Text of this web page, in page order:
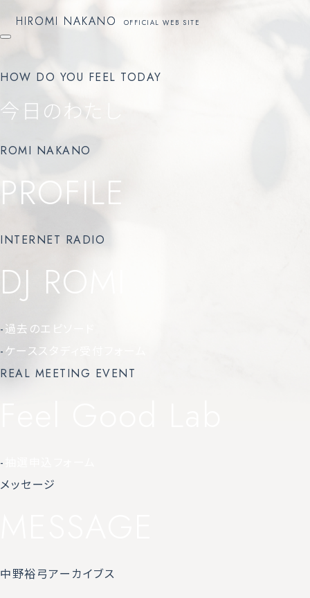
HIROMI NAKANO OFFICIAL WEB SITE
HIROMI NAKANO OFFICIAL WEB SITE
HOW DO YOU FEEL TODAY
今日のわたし
ROMI NAKANO
PROFILE
INTERNET RADIO
DJ ROMI
-過去のエピソード
-ケーススタディ受付フォーム
REAL MEETING EVENT
-
メッセージ
中野裕弓アーカイブス